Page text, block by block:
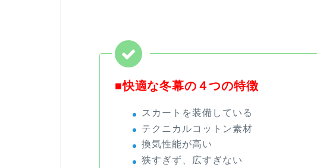
■快適な冬幕の４つの特徴
スカートを装備している
テクニカルコットン素材
換気性能が高い
狭すぎず、広すぎない